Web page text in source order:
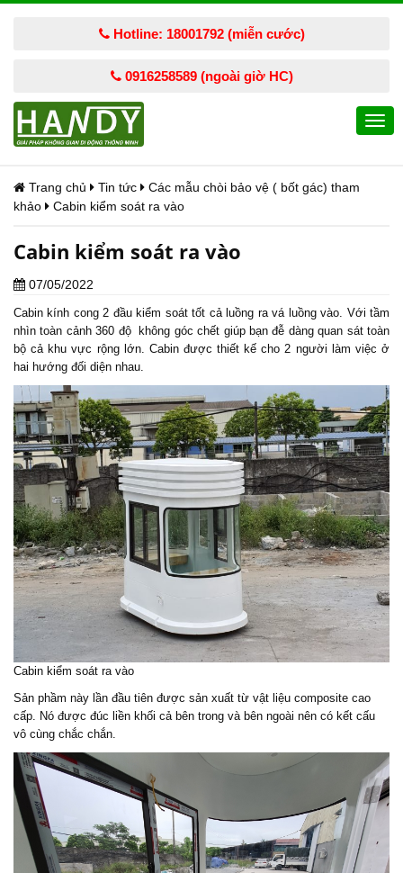
Hotline: 18001792 (miễn cước)
0916258589 (ngoài giờ HC)
Trang chủ Tin tức
Các mẫu chòi bảo vệ ( bốt gác) tham
khảo
Cabin kiểm soát ra vào
Cabin kiểm soát ra vào
07/05/2022
Cabin kính cong 2 đầu kiểm soát tốt cả luồng ra vá luồng vào. Với tầm
nhìn toàn cảnh 360 độ không góc chết giúp bạn đễ dàng quan sát toàn
bộ cả khu vực rộng lớn. Cabin được thiết kế cho 2 người làm việc ở
hai hướng đối diện nhau.
Cabin kiểm soát ra vào
Sản phầm này lần đầu tiên được sản xuất từ vật liệu composite cao
cấp. Nó được đúc liền khối cả bên trong và bên ngoài nên có kết cấu
vô cùng chắc chắn.